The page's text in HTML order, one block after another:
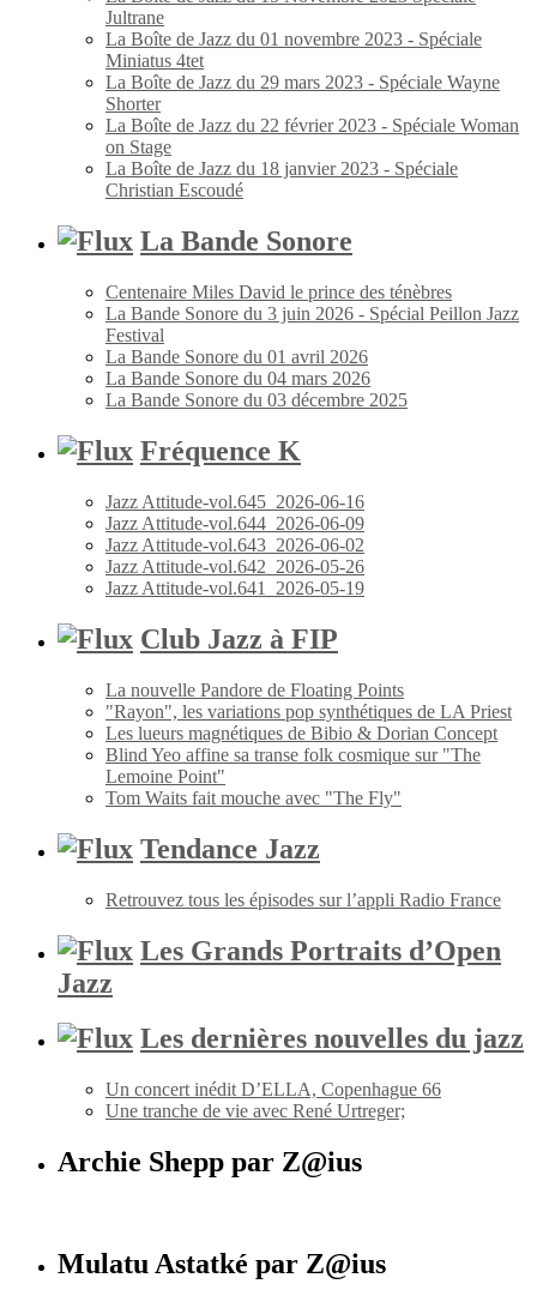
Jultrane
La Boîte de Jazz du 01 novembre 2023 - Spéciale
Miniatus 4tet
La Boîte de Jazz du 29 mars 2023 - Spéciale Wayne
Shorter
La Boîte de Jazz du 22 février 2023 - Spéciale Woman
on Stage
La Boîte de Jazz du 18 janvier 2023 - Spéciale
Christian Escoudé
La Bande Sonore
Centenaire Miles David le prince des ténèbres
La Bande Sonore du 3 juin 2026 - Spécial Peillon Jazz
Festival
La Bande Sonore du 01 avril 2026
La Bande Sonore du 04 mars 2026
La Bande Sonore du 03 décembre 2025
Fréquence K
Jazz Attitude-vol.645_2026-06-16
Jazz Attitude-vol.644_2026-06-09
Jazz Attitude-vol.643_2026-06-02
Jazz Attitude-vol.642_2026-05-26
Jazz Attitude-vol.641_2026-05-19
Club Jazz à FIP
La nouvelle Pandore de Floating Points
"Rayon", les variations pop synthétiques de LA Priest
Les lueurs magnétiques de Bibio & Dorian Concept
Blind Yeo affine sa transe folk cosmique sur "The
Lemoine Point"
Tom Waits fait mouche avec "The Fly"
Tendance Jazz
Retrouvez tous les épisodes sur l’appli Radio France
Les Grands Portraits d’Open
Jazz
Les dernières nouvelles du jazz
Un concert inédit D’ELLA, Copenhague 66
Une tranche de vie avec René Urtreger;
Archie Shepp par Z@ius
Mulatu Astatké par Z@ius